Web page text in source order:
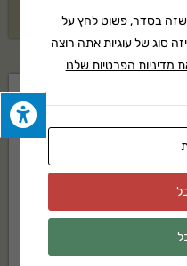
₪48
שזה בסדר, פשוט לחץ על
סוג של עוגיות אתה רוצה
מדיניות הפרטיות שלנו